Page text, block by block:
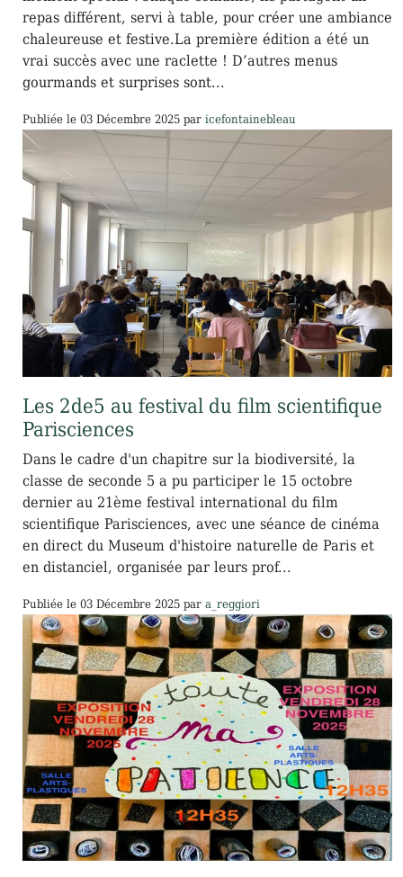
repas différent, servi à table, pour créer une ambiance
chaleureuse et festive.La première édition a été un
vrai succès avec une raclette ! D’autres menus
gourmands et surprises sont...
Publiée le 03 Décembre 2025 par icefontainebleau
Les 2de5 au festival du film scientifique
Parisciences
Dans le cadre d'un chapitre sur la biodiversité, la
classe de seconde 5 a pu participer le 15 octobre
dernier au 21ème festival international du film
scientifique Parisciences, avec une séance de cinéma
en direct du Museum d'histoire naturelle de Paris et
en distanciel, organisée par leurs prof...
Publiée le 03 Décembre 2025 par a_reggiori